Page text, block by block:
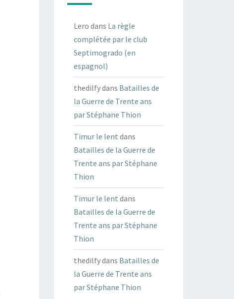
Lero dans La règle
complétée par le club
Septimogrado (en
espagnol)
thedilfydans Batailles de
la Guerre de Trente ans
par Stéphane Thion
Timur le lent dans
Batailles de la Guerre de
Trente ans par Stéphane
Thion
Timur le lent dans
Batailles de la Guerre de
Trente ans par Stéphane
Thion
thedilfydans Batailles de
la Guerre de Trente ans
par Stéphane Thion